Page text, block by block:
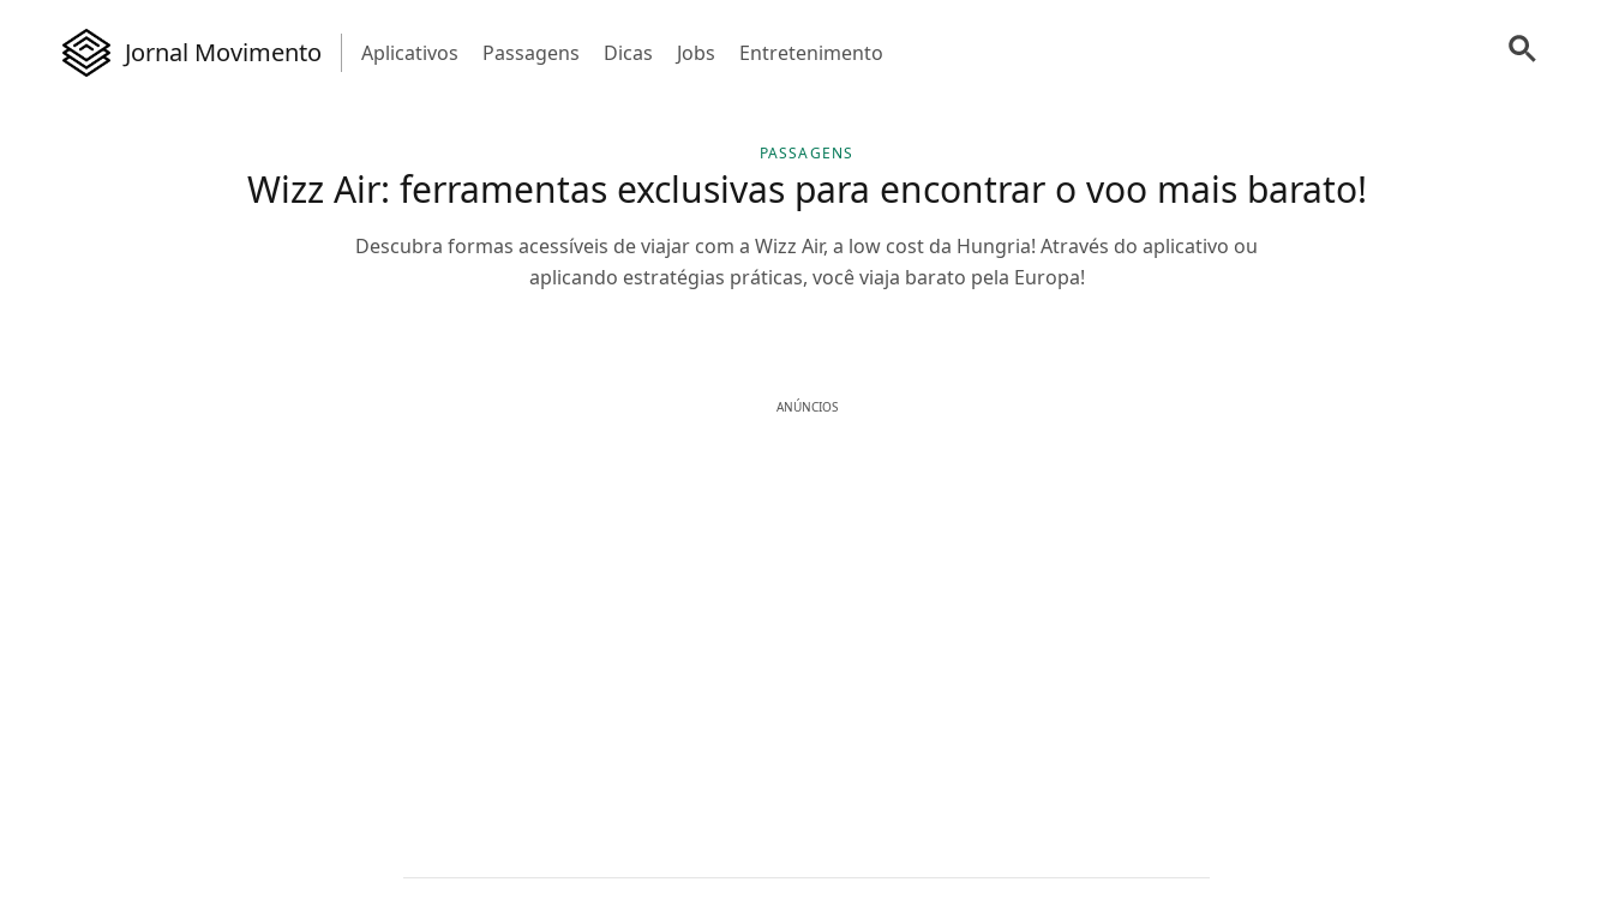
Jornal Movimento Aplicativos Passagens Dicas Jobs Entretenimento
PASSAGENS
Wizz Air: ferramentas exclusivas para encontrar o voo mais barato!
Descubra formas acessíveis de viajar com a Wizz Air, a low cost da Hungria! Através do aplicativo ou
aplicando estratégias práticas, você viaja barato pela Europa!
ANÚNCIOS